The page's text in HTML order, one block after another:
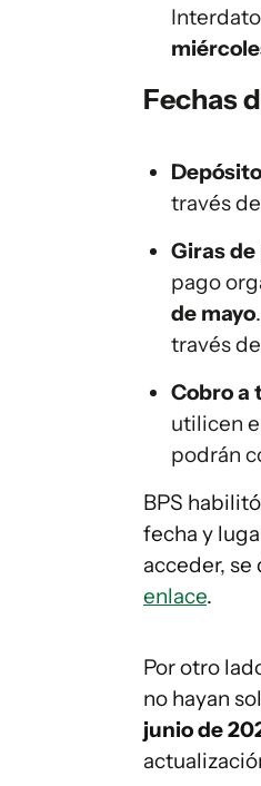
Fechas
través
Giras de
pago
de mayo
través
Cobro a
utilicen
podrán
BPS
fecha y
acceder,
enlace.
Por otro
no hayan
junio de